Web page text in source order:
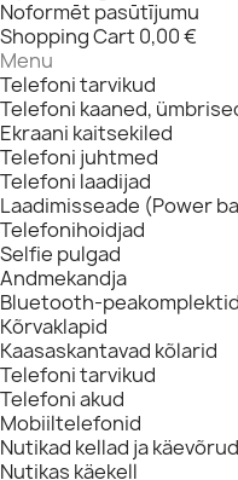
Noformēt pasūtījumu
Shopping Cart 0,00 €
Menu
Telefoni tarvikud
Telefoni kaaned,
Ekraani kaitsekiled
Telefoni juhtmed
Telefoni laadijad
Laadimisseade (Power
Telefonihoidjad
Selfie pulgad
Andmekandja
Bluetooth-peakomplektid
Kõrvaklapid
Kaasaskantavad kõlarid
Telefoni tarvikud
Telefoni akud
Mobiiltelefonid
Nutikad kellad ja käevõrud
Nutikas käekell